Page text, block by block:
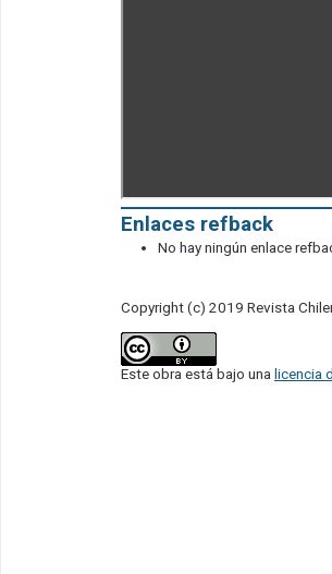
Enlaces refback
No hay ningún enlace
Copyright (c) 2019 Revista
Este obra está bajo una licencia